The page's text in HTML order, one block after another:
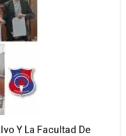
Y La Facultad De